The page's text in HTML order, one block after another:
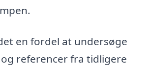
en fordel at undersøge
referencer fra tidligere